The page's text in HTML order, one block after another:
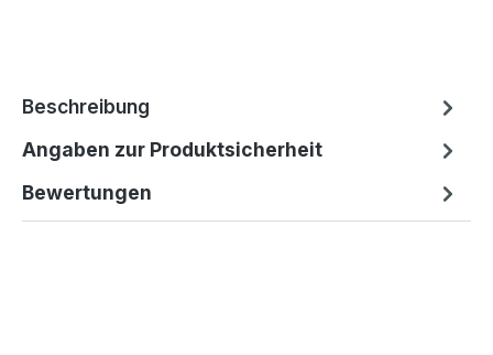
Beschreibung
Angaben zur Produktsicherheit
Bewertungen